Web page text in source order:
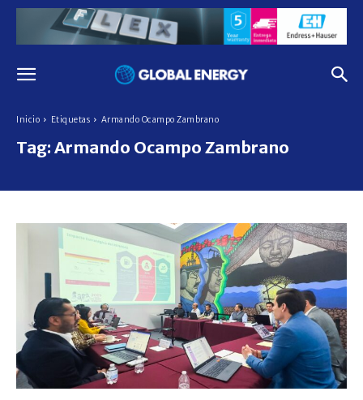
Inicio Etiquetas Armando Ocampo Zambrano
Tag: Armando Ocampo Zambrano